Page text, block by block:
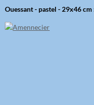
Ouessant - pastel - 29x46 cm